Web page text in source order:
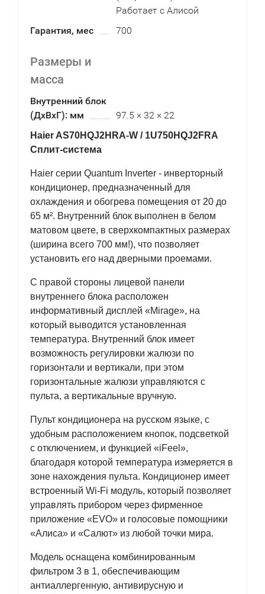
Работает с Алисой
Гарантия, мес
700
Размеры и
масса
Внутренний блок
(ДхВхГ): мм
97.5 × 32 × 22
Haier AS70HQJ2HRA-W / 1U750HQJ2FRA
Сплит-система
Haier серии Quantum Inverter - инверторный
кондиционер, предназначенный для
охлаждения и обогрева помещения от 20 до
65 м². Внутренний блок выполнен в белом
матовом цвете, в сверхкомпактных размерах
(ширина всего 700 мм!), что позволяет
установить его над дверными проемами.
С правой стороны лицевой панели
внутреннего блока расположен
информативный дисплей «Mirage», на
который выводится установленная
температура. Внутренний блок имеет
возможность регулировки жалюзи по
горизонтали и вертикали, при этом
горизонтальные жалюзи управляются с
пульта, а вертикальные вручную.
Пульт кондиционера на русском языке, с
удобным расположением кнопок, подсветкой
с отключением, и функцией «iFeel»,
благодаря которой температура измеряется в
зоне нахождения пульта. Кондиционер имеет
встроенный Wi-Fi модуль, который позволяет
управлять прибором через фирменное
приложение «EVO» и голосовые помощники
«Алиса» и «Салют» из любой точки мира.
Модель оснащена комбинированным
фильтром 3 в 1, обеспечивающим
антиаллергенную, антивирусную и